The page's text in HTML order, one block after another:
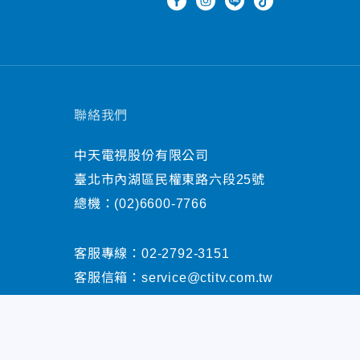
聯絡我們
中天電視股份有限公司
臺北市內湖區民權東路六段25號
總機： (02)6600-7766
客服專線： 02-2792-3151
客服信箱： service@ctitv.com.tw